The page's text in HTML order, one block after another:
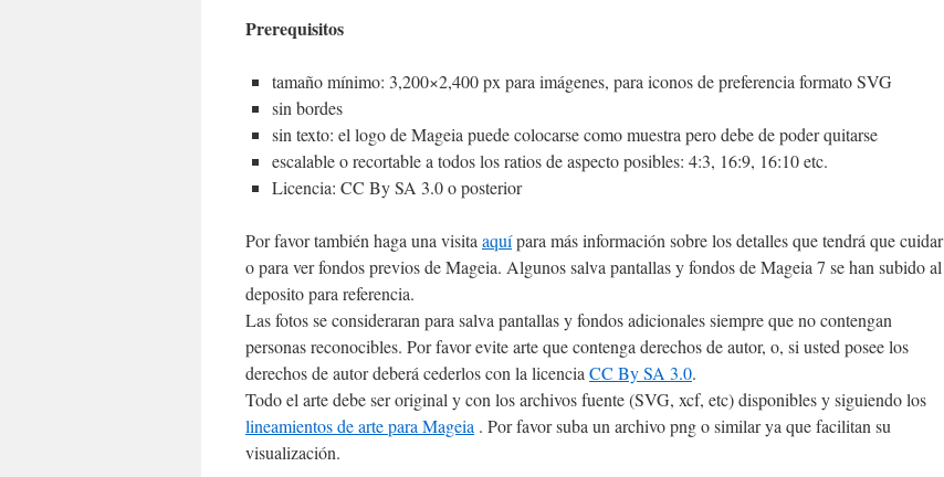
Prerequisitos
tamaño mínimo: 3,200×2,400 px para imágenes, para iconos de preferencia formato SVG
sin bordes
sin texto: el logo de Mageia puede colocarse como muestra pero debe de poder quitarse
escalable o recortable a todos los ratios de aspecto posibles: 4:3, 16:9, 16:10 etc.
Licencia: CC By SA 3.0 o posterior
Por favor también haga una visitaaquípara más información sobre los detalles que tendrá que cuidar
o para ver fondos previos de Mageia. Algunos salva pantallas y fondos de Mageia 7 se han subido al
deposito para referencia.
Las fotos se consideraran para salva pantallas y fondos adicionales siempre que no contengan
personas reconocibles. Por favor evite arte que contenga derechos de autor, o, si usted posee los
derechos de autor deberá cederlos con la licenciaCC By SA 3.0.
Todo el arte debe ser original y con los archivos fuente (SVG, xcf, etc) disponibles y siguiendo los
lineamientos de arte para Mageia . Por favor suba un archivo png o similar ya que facilitan su
visualización.